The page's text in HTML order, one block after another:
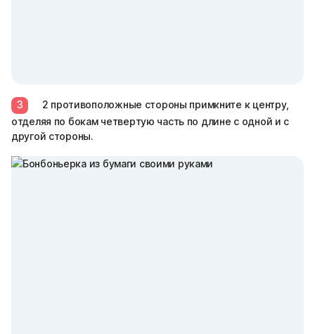
3
2 противоположные стороны примкните к центру,
отделяя по бокам четвертую часть по длине с одной и с
другой стороны.